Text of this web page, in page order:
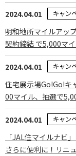
2024.04.01 キャン
明和地所マイルアッ
契約締結 で5,000マ
2024.04.01 キャン
住宅展示場Go!Go!キ
00マイル、抽選で
2024.04.01 キャン
「JAL住マイルナビ
さらに便利に！リニ